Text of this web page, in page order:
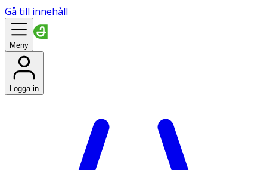
Gå till innehåll
Meny
Logga in